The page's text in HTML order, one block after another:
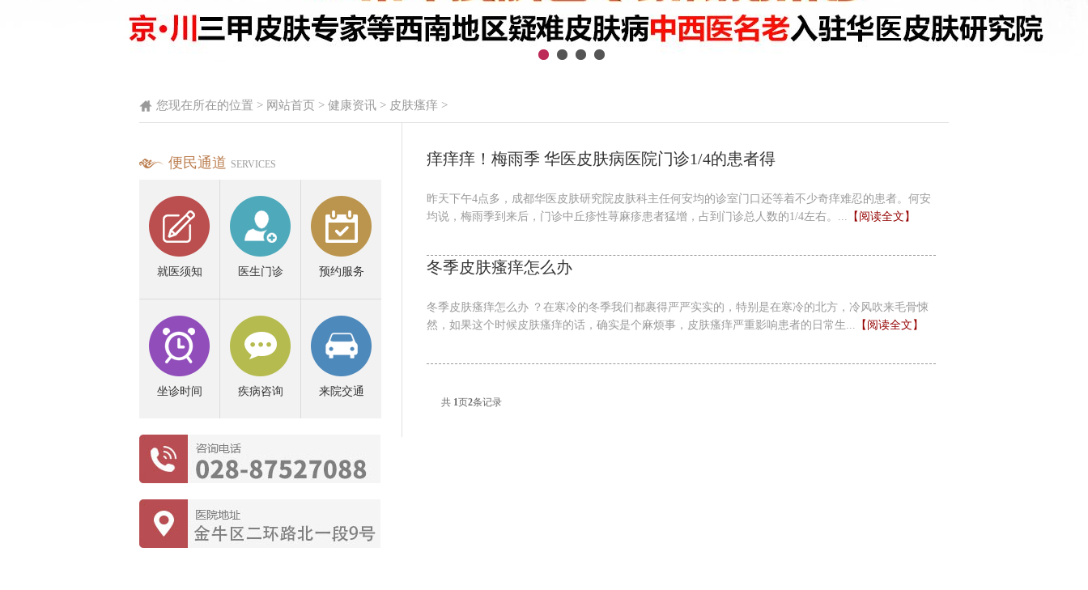
您现在所在的位置 > 网站首页 > 健康资讯 > 皮肤瘙痒 >
便民通道 SERVICES
就医须知 医生门诊 预约服务
坐诊时间 疾病咨询 来院交通
痒痒痒！梅雨季 华医皮肤病医院门诊1/4的患者得
昨天下午4点多，成都华医皮肤研究院皮肤科主任何安均的诊室门口还等着不少奇痒难忍的患者。何安
均说，梅雨季到来后，门诊中丘疹性荨麻疹患者猛增，占到门诊总人数的1/4左右。... 【阅读全文】
冬季皮肤瘙痒怎么办
冬季皮肤瘙痒怎么办 ？在寒冷的冬季我们都裹得严严实实的，特别是在寒冷的北方，冷风吹来毛骨悚
然，如果这个时候皮肤瘙痒的话，确实是个麻烦事，皮肤瘙痒严重影响患者的日常生... 【阅读全文】
共 1页2条记录